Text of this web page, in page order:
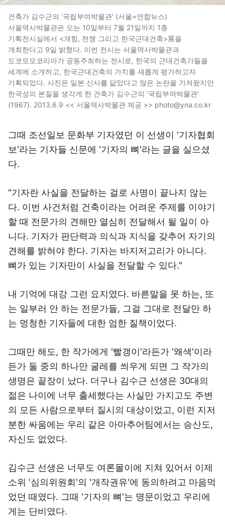
건축가 김수근의 '국립부여박물관' (서울=연합뉴스)
서울역사박물관은 오는 10일부터 7월 21일까지 1층
기획전시실에서 <개항, 전쟁 그리고 한국근대건축>展을
개최한다고 9일 밝혔다. 이번 전시는 서울역사박물관과
도코모모코리아가 공동주최하는 전시로, 한국의 근대건축가들을
세계에 소개하고, 한국근대건축의 가치를 새롭게 평가하고자
기획되었다. 사진은 일본 신사를 닮았다고 많은 논란을 가져왔지만
한국성의 본질을 생각게 한 건축가 김수근의 '국립부여박물관'
(1967). 2013.6.9 << 서울역사박물관 제공 >> photo@yna.co.kr
그때 조선일보 문화부 기자였던 이 선생이 '기자협회
보'라는 기자들 신문에 '기자의 뼈'라는 글을 실으셨
다.
"기자란 사실을 전달하는 걸로 사명이 끝나지 않는
다. 이번 사건처럼 건축이라는 어려운 주제를 이야기
할 때 전문가의 견해만 열심히 전달해서 될 일이 아
니다. 기자가 판단력과 의식과 지식을 갖추어 자기의
견해를 밝혀야 한다. 기자는 바지저고리가 아니다.
뼈가 있는 기자만이 사실을 전달할 수 있다."
내 기억에 대강 그런 요지였다. 바른말을 못 하는, 또
는 일부러 안 하는 전문가들, 그걸 그대로 전달만 하
는 멍청한 기자들에 대한 엄한 질책이었다.
그때만 해도, 한 작가에게 '빨갱이'라든가 '왜색'이라
든가 둘 중의 하나만 굴레를 씌우게 되면 그 작가의
생명은 끝장이 났다. 더구나 김수근 선생은 30대의
젊은 나이에 너무 출세했다는 사실만 가지고도 주변
의 모든 사람으로부터 질시의 대상이었고, 이런 지저
분한 싸움에는 우리 같은 아마추어팀에서는 승산도,
자신도 없었다.
김수근 선생은 너무도 여론몰이에 지쳐 있어서 이제
소위 '심의위원회'의 '개작권유'에 동의하려고 마음먹
었던 때였다. 그때 '기자의 뼈'는 명문이었고 우리에
게는 단비였다.